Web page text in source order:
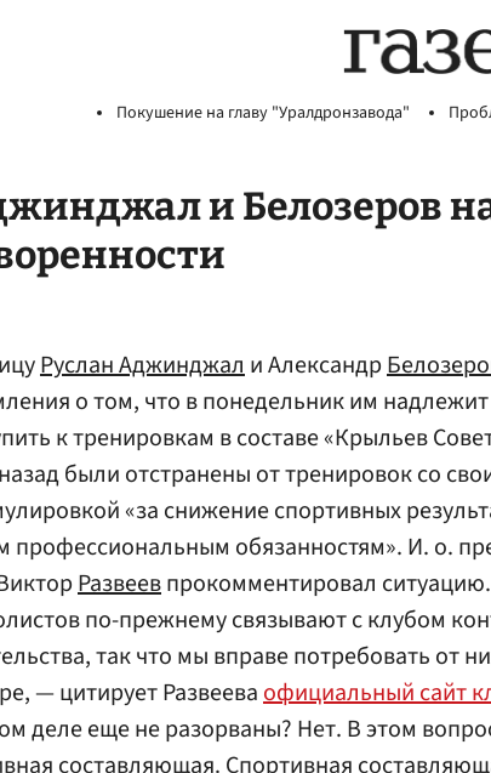
Покушение на главу "Уралдронзавода"
и Белозеров
Руслан Аджинджали Александр
о том, что в понедельник им
к тренировкам в составе «Крыльев
были отстранены от тренировок со
«за снижение спортивных
профессиональным обязанностям». И. о.
Развеевпрокомментировал ситуацию.
по-прежнему связывают с клубом
так что мы вправе потребовать от
— цитирует Развееваофициальный сайт
деле еще не разорваны? Нет. В этом
составляющая. Спортивная